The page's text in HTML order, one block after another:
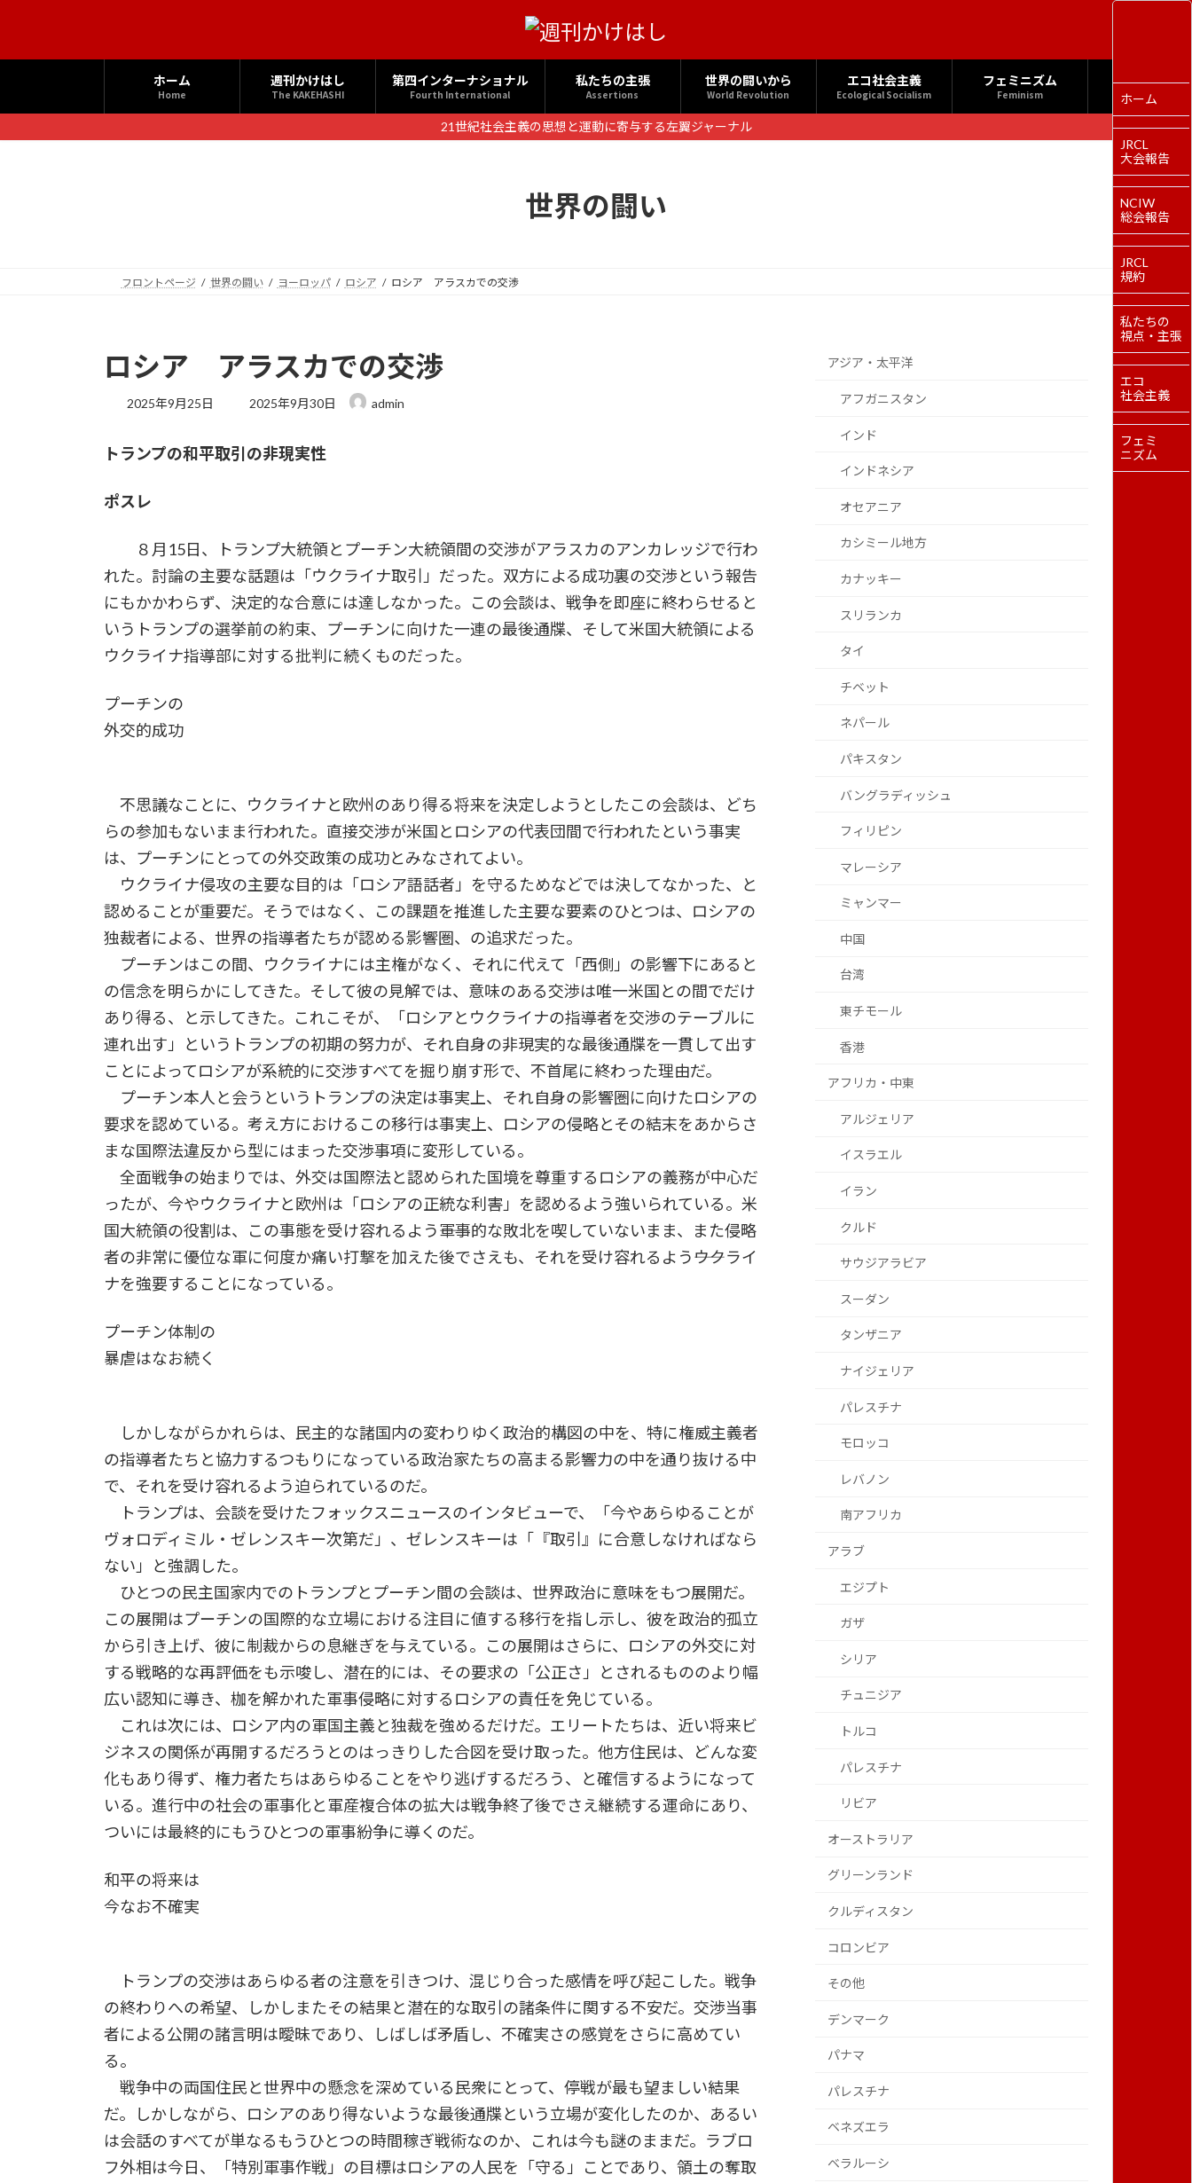
へ
ス
ョ
ン
ホーム
Home
週刊かけはし
The KAKEHASHI
第四インターナショナル
Fourth International
私たちの主張
Assertions
世界の闘いから
World Revolution
エコ社会主義
Ecological Socialism
フェミニズム
Feminism
21世紀社会主義の思想と運動に寄与する左翼ジャーナル
世界の闘い
フロントページ 世界の闘い ヨーロッパ ロシア ロシア アラスカでの交渉
ロシア アラスカでの交渉
2025年9月25日
最
新
2025年9月30日 admin
トランプの和平取引の非現実性
ポスレ
８月15日、トランプ大統領とプーチン大統領間の交渉がアラスカのアンカレッジで行わ
れた。討論の主要な話題は「ウクライナ取引」だった。双方による成功裏の交渉という報告
にもかかわらず、決定的な合意には達しなかった。この会談は、戦争を即座に終わらせると
いうトランプの選挙前の約束、プーチンに向けた一連の最後通牒、そして米国大統領による
ウクライナ指導部に対する批判に続くものだった。
プーチンの
外交的成功
不思議なことに、ウクライナと欧州のあり得る将来を決定しようとしたこの会談は、どち
らの参加もないまま行われた。直接交渉が米国とロシアの代表団間で行われたという事実
は、プーチンにとっての外交政策の成功とみなされてよい。
ウクライナ侵攻の主要な目的は「ロシア語話者」を守るためなどでは決してなかった、と
認めることが重要だ。そうではなく、この課題を推進した主要な要素のひとつは、ロシアの
独裁者による、世界の指導者たちが認める影響圏、の追求だった。
プーチンはこの間、ウクライナには主権がなく、それに代えて「西側」の影響下にあると
の信念を明らかにしてきた。そして彼の見解では、意味のある交渉は唯一米国との間でだけ
あり得る、と示してきた。これこそが、「ロシアとウクライナの指導者を交渉のテーブルに
連れ出す」というトランプの初期の努力が、それ自身の非現実的な最後通牒を一貫して出す
ことによってロシアが系統的に交渉すべてを掘り崩す形で、不首尾に終わった理由だ。
プーチン本人と会うというトランプの決定は事実上、それ自身の影響圏に向けたロシアの
要求を認めている。考え方におけるこの移行は事実上、ロシアの侵略とその結末をあからさ
まな国際法違反から型にはまった交渉事項に変形している。
全面戦争の始まりでは、外交は国際法と認められた国境を尊重するロシアの義務が中心だ
ったが、今やウクライナと欧州は「ロシアの正統な利害」を認めるよう強いられている。米
国大統領の役割は、この事態を受け容れるよう――軍事的な敗北を喫していないまま、また侵略
者の非常に優位な軍に何度か痛い打撃を加えた後でさえも、それを受け容れるよう――ウクライ
ナを強要することになっている。
プーチン体制の
暴虐はなお続く
しかしながらかれらは、民主的な諸国内の変わりゆく政治的構図の中を、特に権威主義者
の指導者たちと協力するつもりになっている政治家たちの高まる影響力の中を通り抜ける中
で、それを受け容れるよう迫られているのだ。
トランプは、会談を受けたフォックスニュースのインタビューで、「今やあらゆることが
ヴォロディミル・ゼレンスキー次第だ」、ゼレンスキーは「『取引』に合意しなければなら
ない」と強調した。
ひとつの民主国家内でのトランプとプーチン間の会談は、世界政治に意味をもつ展開だ。
この展開はプーチンの国際的な立場における注目に値する移行を指し示し、彼を政治的孤立
から引き上げ、彼に制裁からの息継ぎを与えている。この展開はさらに、ロシアの外交に対
する戦略的な再評価をも示唆し、潜在的には、その要求の「公正さ」とされるもののより幅
広い認知に導き、枷を解かれた軍事侵略に対するロシアの責任を免じている。
これは次には、ロシア内の軍国主義と独裁を強めるだけだ。エリートたちは、近い将来ビ
ジネスの関係が再開するだろうとのはっきりした合図を受け取った。他方住民は、どんな変
化もあり得ず、権力者たちはあらゆることをやり逃げするだろう、と確信するようになって
いる。進行中の社会の軍事化と軍産複合体の拡大は戦争終了後でさえ継続する運命にあり、
ついには最終的にもうひとつの軍事紛争に導くのだ。
和平の将来は
今なお不確実
トランプの交渉はあらゆる者の注意を引きつけ、混じり合った感情を呼び起こした。戦争
の終わりへの希望、しかしまたその結果と潜在的な取引の諸条件に関する不安だ。交渉当事
者による公開の諸言明は曖昧であり、しばしば矛盾し、不確実さの感覚をさらに高めてい
る。
戦争中の両国住民と世界中の懸念を深めている民衆にとって、停戦が最も望ましい結果
だ。しかしながら、ロシアのあり得ないような最後通牒という立場が変化したのか、あるい
は会話のすべてが単なるもうひとつの時間稼ぎ戦術なのか、これは今も謎のままだ。ラブロ
フ外相は今日、「特別軍事作戦」の目標はロシアの人民を「守る」ことであり、領土の奪取
アジア・太平洋
アフガニスタン
インド
インドネシア
オセアニア
カシミール地方
カナッキー
スリランカ
タイ
チベット
ネパール
パキスタン
バングラディッシュ
フィリピン
マレーシア
ミャンマー
中国
台湾
東チモール
香港
アフリカ・中東
アルジェリア
イスラエル
イラン
クルド
サウジアラビア
スーダン
タンザニア
ナイジェリア
パレスチナ
モロッコ
レバノン
南アフリカ
アラブ
エジプト
ガザ
シリア
チュニジア
トルコ
パレスチナ
リビア
オーストラリア
グリーンランド
クルディスタン
コロンビア
その他
デンマーク
パナマ
パレスチナ
ベネズエラ
ベラルーシ
ホーム
JRCL
大会報告
NCIW
総会報告
JRCL
規約
私たちの
視点・主張
エコ
社会主義
フェミ
ニズム